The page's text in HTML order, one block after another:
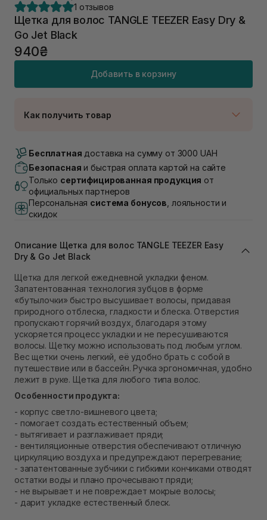
1 отзывов
Щетка для волос TANGLE TEEZER Easy Dry &
Go Jet Black
940₴
Добавить в корзину
Как получить товар
В наличии
Самовывоз г. Луцк, Винниченка 4
Самовывоз г. Львов, ул. Академика Подстригача,
1В (Duck's Lake)
Самовывоз г. Львов ул. Степана Бандеры 43
В наличии
Самовывоз Ровно
Самовывоз г. Ровно, ул. Кулика и Гудачека 23 (ТЦ
Бесплатная доставка на сумму от 3000 UAH
Безопасная и быстрая оплата картой на сайте
Только сертифицированная продукция от
официальных партнеров
Персональная система бонусов , лояльности и
скидок
Описание Щетка для волос TANGLE TEEZER Easy
Dry & Go Jet Black
Щетка для легкой ежедневной укладки феном.
Запатентованная технология зубцов в форме
«бутылочки» быстро высушивает волосы, придавая
природного отблеска, гладкости и блеска. Отверстия
пропускают горячий воздух, благодаря этому
ускоряется процесс укладки и не пересушиваются
волосы. Щетку можно использовать под любым углом.
Вес щетки очень легкий, её удобно брать с собой в
путешествие или в бассейн. Ручка эргономичная, удобно
лежит в руке. Щетка для любого типа волос.
Особенности продукта:
- корпус светло-вишневого цвета;
- помогает создать естественный объем;
- вытягивает и разглаживает пряди;
- вентиляционные отверстия обеспечивают отличную
циркуляцию воздуха и предупреждают перегревание;
- запатентованные зубчики с гибкими кончиками отводят
остатки воды и плано прочесывают пряди;
- не вырывает и не повреждает мокрые волосы;
- дарит укладке естественный блеск.